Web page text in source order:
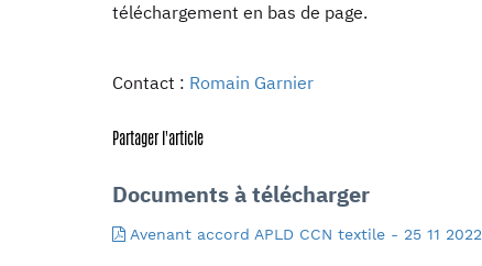
téléchargement en bas de page.
Contact : Romain Garnier
Partager l'article
Documents à télécharger
Avenant accord APLD CCN textile - 25 11 2022